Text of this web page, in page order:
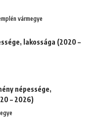
vármegye
lakossága (2020 –
népessége,
– 2026)